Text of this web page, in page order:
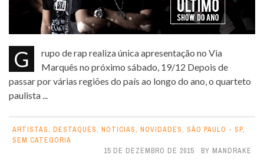
Grupo de rap realiza única apresentação no Via
Marquês no próximo sábado, 19/12 Depois de
passar por várias regiões do país ao longo do ano, o quarteto
paulista ...
ARTISTAS, DESTAQUES, NOTICIAS, NOVIDADES, SÃO PAULO - SP,
SEM CATEGORIA
15 DE DEZEMBRO DE 2015
BY MANDRAKE